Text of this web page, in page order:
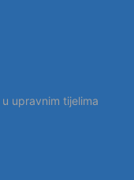
u upravnim tijelima